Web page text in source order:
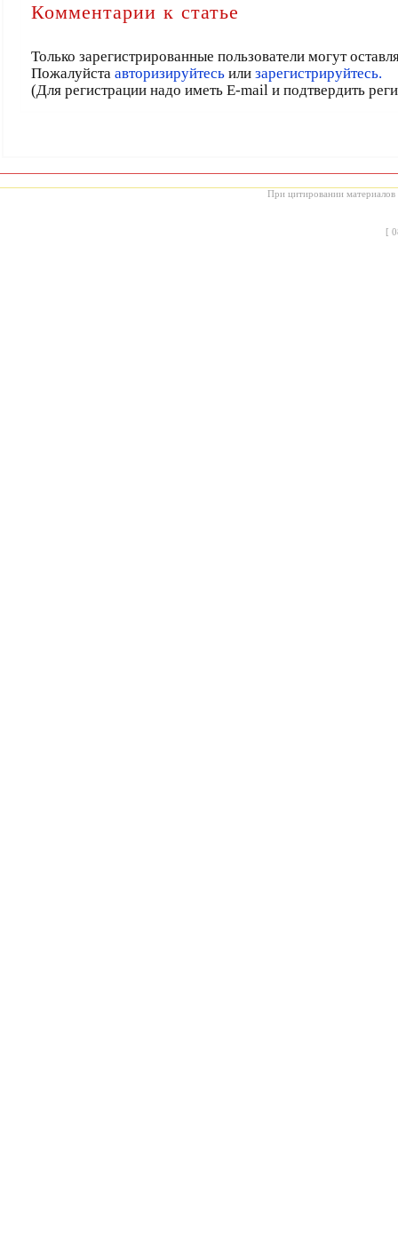
Комментарии к статье
Только зарегистрированные пользователи могут
Пожалуйста авторизируйтесьили зарегистрируйтесь.
(Для регистрации надо иметь E-mail и подтвердить
При цитировании материалов
[